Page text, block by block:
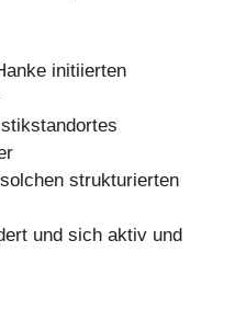
initiierten
strukturierten
und sich aktiv und